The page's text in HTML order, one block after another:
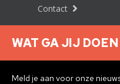
Contact
Nieuwsbrief
WAT GA JIJ
Meld je aan voor onze